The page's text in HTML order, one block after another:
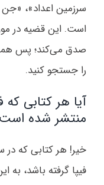
سرزمین اعداد»،
است. این قضیه در
صدق می‌کند؛ پس
را جستجو کنید.
آیا هر کتابی که
منتشر شده
خیر! هر کتابی که در
فیپا گرفته باشد،